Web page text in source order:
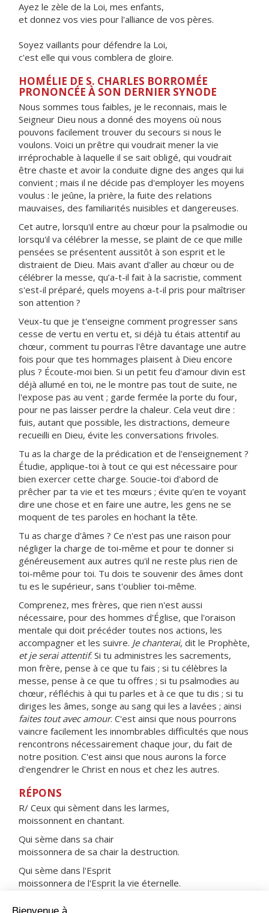
Ayez le zèle de la Loi, mes enfants,
et donnez vos vies pour l'alliance de vos pères.
Soyez vaillants pour défendre la Loi,
c'est elle qui vous comblera de gloire.
HOMÉLIE DE S. CHARLES BORROMÉE
PRONONCÉE À SON DERNIER SYNODE
Nous sommes tous faibles, je le reconnais, mais le
Seigneur Dieu nous a donné des moyens où nous
pouvons facilement trouver du secours si nous le
voulons. Voici un prêtre qui voudrait mener la vie
irréprochable à laquelle il se sait obligé, qui voudrait
être chaste et avoir la conduite digne des anges qui lui
convient ; mais il ne décide pas d'employer les moyens
voulus : le jeûne, la prière, la fuite des relations
mauvaises, des familiarités nuisibles et dangereuses.
Cet autre, lorsqu'il entre au chœur pour la psalmodie ou
lorsqu'il va célébrer la messe, se plaint de ce que mille
pensées se présentent aussitôt à son esprit et le
distraient de Dieu. Mais avant d'aller au chœur ou de
célébrer la messe, qu’a-t-il fait à la sacristie, comment
s'est-il préparé, quels moyens a-t-il pris pour maîtriser
son attention ?
Veux-tu que je t'enseigne comment progresser sans
cesse de vertu en vertu et, si déjà tu étais attentif au
chœur, comment tu pourras l'être davantage une autre
fois pour que tes hommages plaisent à Dieu encore
plus ? Écoute-moi bien. Si un petit feu d'amour divin est
déjà allumé en toi, ne le montre pas tout de suite, ne
l'expose pas au vent ; garde fermée la porte du four,
pour ne pas laisser perdre la chaleur. Cela veut dire :
fuis, autant que possible, les distractions, demeure
recueilli en Dieu, évite les conversations frivoles.
Tu as la charge de la prédication et de l'enseignement ?
Étudie, applique-toi à tout ce qui est nécessaire pour
bien exercer cette charge. Soucie-toi d'abord de
prêcher par ta vie et tes mœurs ; évite qu'en te voyant
dire une chose et en faire une autre, les gens ne se
moquent de tes paroles en hochant la tête.
Tu as charge d'âmes ? Ce n'est pas une raison pour
négliger la charge de toi-même et pour te donner si
généreusement aux autres qu'il ne reste plus rien de
toi-même pour toi. Tu dois te souvenir des âmes dont
tu es le supérieur, sans t'oublier toi-même.
Comprenez, mes frères, que rien n'est aussi
nécessaire, pour des hommes d'Église, que l'oraison
mentale qui doit précéder toutes nos actions, les
accompagner et les suivre. Je chanterai, dit le Prophète,
et je serai attentif. Si tu administres les sacrements,
mon frère, pense à ce que tu fais ; si tu célèbres la
messe, pense à ce que tu offres ; si tu psalmodies au
chœur, réfléchis à qui tu parles et à ce que tu dis ; si tu
diriges les âmes, songe au sang qui les a lavées ; ainsi
faites tout avec amour. C'est ainsi que nous pourrons
vaincre facilement les innombrables difficultés que nous
rencontrons nécessairement chaque jour, du fait de
notre position. C'est ainsi que nous aurons la force
d'engendrer le Christ en nous et chez les autres.
RÉPONS
R/ Ceux qui sèment dans les larmes,
moissonnent en chantant.
Qui sème dans sa chair
moissonnera de sa chair la destruction.
Qui sème dans l'Esprit
moissonnera de l'Esprit la vie éternelle.